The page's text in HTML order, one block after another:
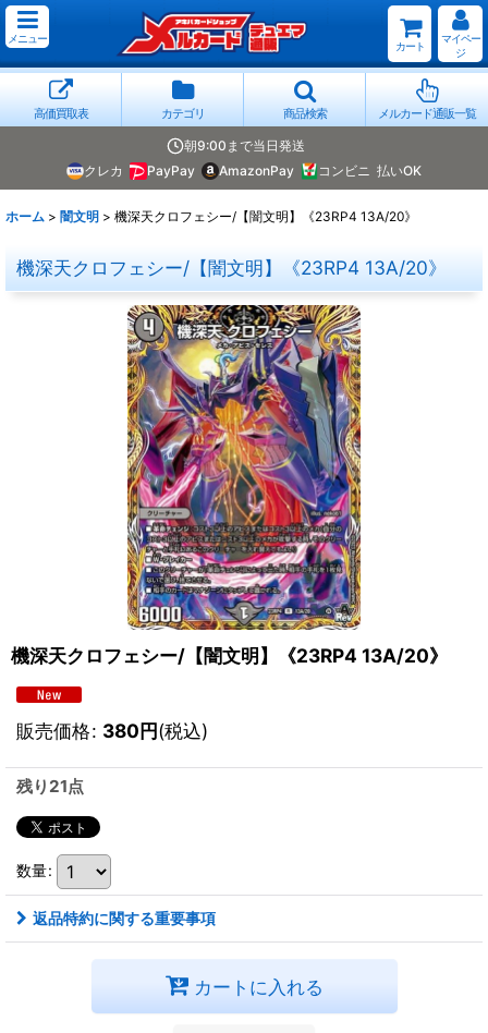
メニュー
カート
マイペー
ジ
高価買取表 カテゴリ 商品検索 メルカード通販一覧
朝9:00まで当日発送
クレカ
PayPay AmazonPay コンビニ 払いOK
ホーム > 闇文明 > 機深天クロフェシー/【闇文明】《23RP4 13A/20》
機深天クロフェシー/【闇文明】《23RP4 13A/20》
機深天クロフェシー/【闇文明】《23RP4 13A/20》
販売価格: 380円(税込)
残り21点
数量:
返品特約に関する重要事項
カートに入れる